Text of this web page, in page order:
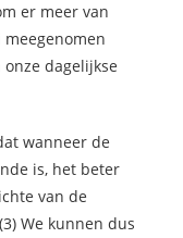
er meer van
onze dagelijkse
wanneer de
is, het beter
van de
We kunnen dus